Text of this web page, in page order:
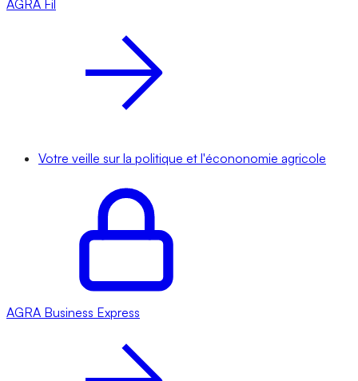
AGRA Fil
Votre veille sur la politique et l'écononomie agricole
AGRA Business Express